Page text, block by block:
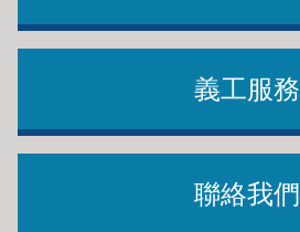
義工服務
聯絡我們